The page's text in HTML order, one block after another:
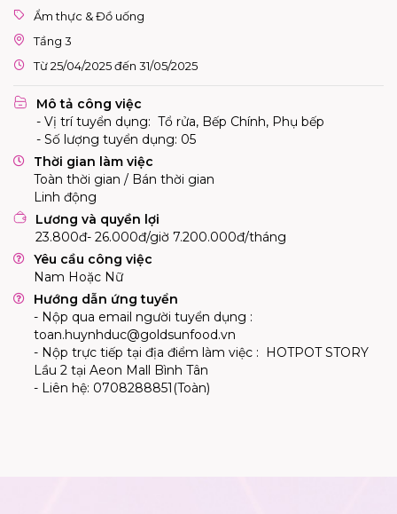
Ẩm thực & Đồ uống
Tầng 3
Từ 25/04/2025 đến 31/05/2025
Mô tả công việc
- Vị trí tuyển dụng: Tổ rửa, Bếp Chính, Phụ bếp
- Số lượng tuyển dụng: 05
Thời gian làm việc
Toàn thời gian / Bán thời gian
Linh động
Lương và quyền lợi
23.800đ- 26.000đ/giờ 7.200.000đ/tháng
Yêu cầu công việc
Nam Hoặc Nữ
Hướng dẫn ứng tuyển
- Nộp qua email người tuyển dụng :
toan.huynhduc@goldsunfood.vn
- Nộp trực tiếp tại địa điểm làm việc : HOTPOT STORY
Lầu 2 tại Aeon Mall Bình Tân
- Liên hệ: 0708288851 (Toàn)